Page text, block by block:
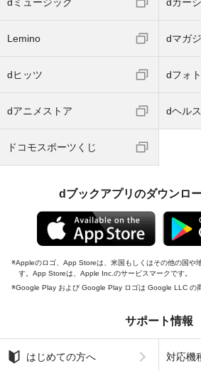
Lemino dマガ
dヒッツ dフォト
dアニメストア dヘル
ドコモスポーツくじ
dブックアプリのダウンロ
Appleのロゴ、App Storeは、米国もしくはその他の国や
す。App Storeは、Apple Inc.のサービスマークです。
Google Play および Google Play ロゴは Google LLC の
サポート情報
はじめての方へ 対応機